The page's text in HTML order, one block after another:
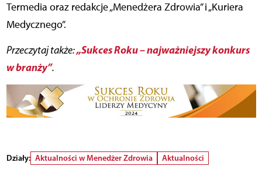
Termedia oraz redakcje „Menedżera Zdrowia” i „Kuriera
Medycznego”.
Przeczytaj także:„Sukces Roku – najważniejszy konkurs
w branży”.
Działy: Aktualności w Menedżer Zdrowia
Aktualności